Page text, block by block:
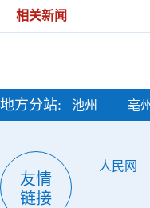
相关新闻
地方分站: 池州 亳州
友情
链接
人民网